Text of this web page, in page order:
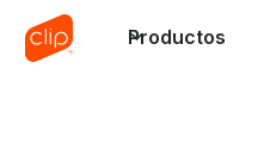
Productos